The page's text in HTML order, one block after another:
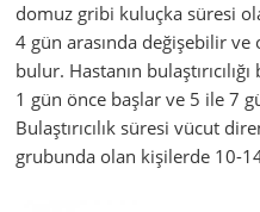
domuz gribi kuluçka süresi
4 gün arasında değişebilir
bulur. Hastanın
1 gün önce başlar ve 5 ile 7
Bulaştırıcılık süresi vücut
grubunda olan kişilerde 10-